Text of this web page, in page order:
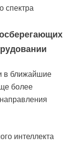
спектра
в ближайшие
более
интеллекта